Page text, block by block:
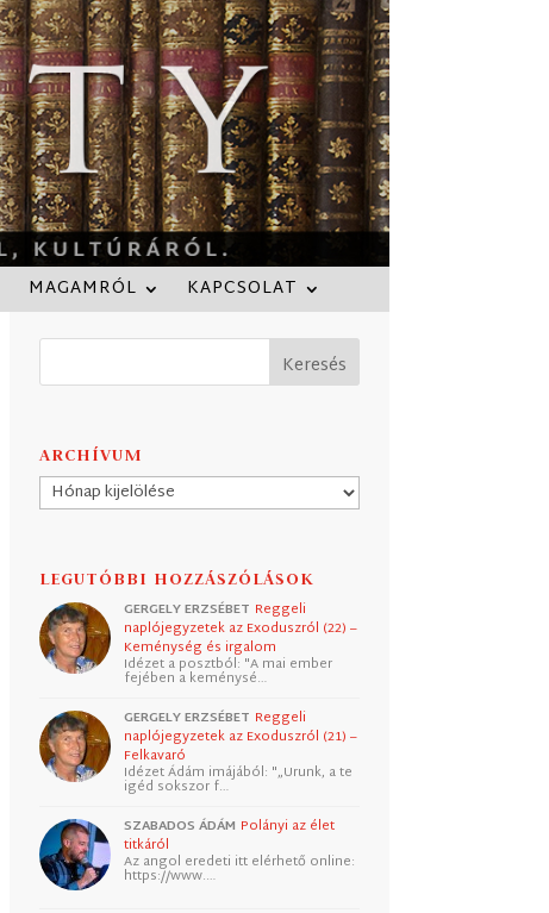
MAGAMRÓL KAPCSOLAT
ARCHÍVUM
Archívum
LEGUTÓBBI HOZZÁSZÓLÁSOK
GERGELY ERZSÉBET Reggeli
naplójegyzetek az Exoduszról (22) –
Keménység és irgalom
Idézet a posztból: "A mai ember
fejében a keménysé…
GERGELY ERZSÉBET Reggeli
naplójegyzetek az Exoduszról (21) –
Felkavaró
Idézet Ádám imájából: "„Urunk, a te
igéd sokszor f…
SZABADOS ÁDÁM Polányi az élet
titkáról
Az angol eredeti itt elérhető online:
https://www.…